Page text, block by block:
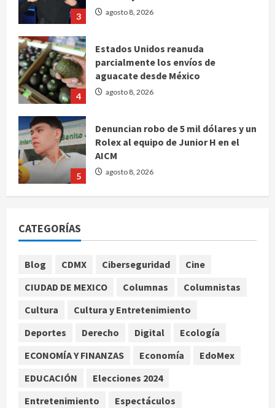
3 agosto 8, 2026
4
Estados Unidos reanuda
parcialmente los envíos de
aguacate desde México
agosto 8, 2026
5
Denuncian robo de 5 mil dólares y un
Rolex al equipo de Junior H en el
AICM
agosto 8, 2026
México y Perú restablecen
años de enfrentamientos
agosto 8, 2026
Brandon Clarke por consumo de
heroína y cocaína
CATEGORÍAS
Blog CDMX Ciberseguridad
Cine
CIUDAD DE MEXICO
Columnas
Columnistas
Cultura
Cultura y Entretenimiento
Deportes
Derecho Digital
Ecología
ECONOMÍA Y FINANZAS
Economía
EdoMex
EDUCACIÓN
Elecciones 2024
Entretenimiento
Espectáculos